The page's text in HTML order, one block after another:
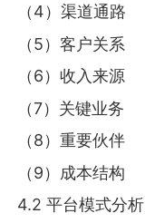
（4）渠道通路
（5）客户关系
（6）收入来源
（7）关键业务
（8）重要伙伴
（9）成本结构
4.2 平台模式分析